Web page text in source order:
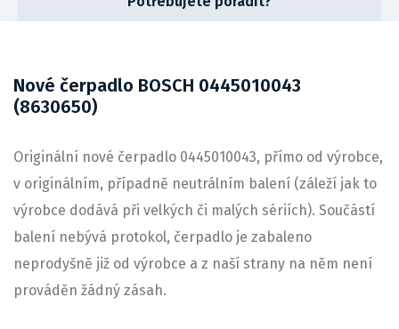
Nové čerpadlo BOSCH 0445010043
(8630650)
Originální nové čerpadlo 0445010043, přímo od výrobce,
v originálním, případně neutrálním balení (záleží jak to
výrobce dodává při velkých či malých sériích). Součástí
balení nebývá protokol, čerpadlo je zabaleno
neprodyšně již od výrobce a z naší strany na něm není
prováděn žádný zásah.